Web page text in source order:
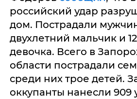
российский удар
дом. Пострадали
двухлетний мальчик и
девочка. Всего в
области пострадали
среди них трое детей.
оккупанты нанесли 909